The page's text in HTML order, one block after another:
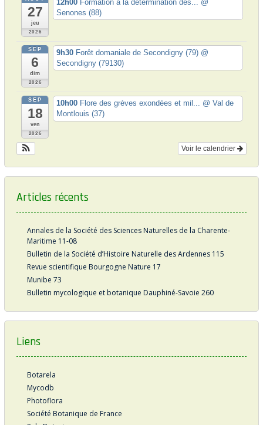
27
jeu
2026
12h00 Formation à la détermination des... @
Senones (88)
SEP
6
dim
2026
9h30 Forêt domaniale de Secondigny (79) @
Secondigny (79130)
SEP
18
ven
2026
10h00 Flore des grèves exondées et mil... @ Val de
Montlouis (37)
Voir le calendrier
Articles récents
Annales de la Société des Sciences Naturelles de la Charente-
Maritime 11-08
Bulletin de la Société d’Histoire Naturelle des Ardennes 115
Revue scientifique Bourgogne Nature 17
Munibe 73
Bulletin mycologique et botanique Dauphiné-Savoie 260
Liens
Botarela
Mycodb
Photoflora
Société Botanique de France